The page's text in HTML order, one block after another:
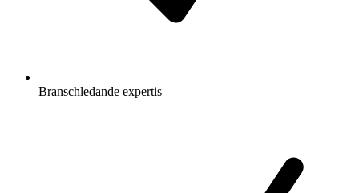
Branschledande expertis